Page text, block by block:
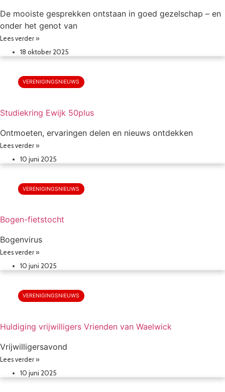
De mooiste gesprekken ontstaan in goed gezelschap – en
onder het genot van
Lees verder »
18 oktober 2025
VERENIGINGSNIEUWS
Studiekring Ewijk 50plus
Ontmoeten, ervaringen delen en nieuws ontdekken
Lees verder »
10 juni 2025
VERENIGINGSNIEUWS
Bogen-fietstocht
Bogenvirus
Lees verder »
10 juni 2025
VERENIGINGSNIEUWS
Huldiging vrijwilligers Vrienden van Waelwick
Vrijwilligersavond
Lees verder »
10 juni 2025